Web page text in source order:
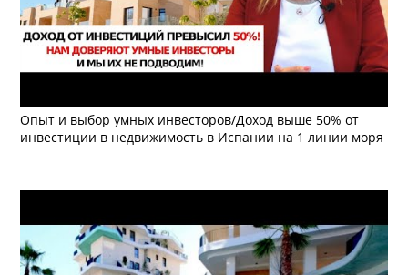
Опыт и выбор умных инвесторов/Доход выше 50% от
инвестиции в недвижимость в Испании на 1 линии моря